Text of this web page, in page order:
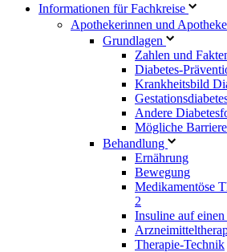
Informationen für Fachkreise
Apothekerinnen und
Grundlagen
Zahlen und
Diabetes-
Krankheitsbild
Andere
Mögliche
Behandlung
Ernährung
Bewegung
Medikamentöse
2
Insuline auf
Therapie-Technik